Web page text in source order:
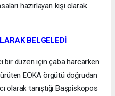
hazırlayan kişi olarak
BELGELEDİ
bir düzen için çaba harcarken
EOKA örgütü doğrudan
olarak tanıştığı Başpiskopos